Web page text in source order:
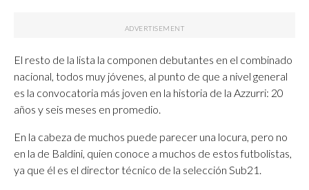
El resto de la lista la componen debutantes en el combinado
nacional, todos muy jóvenes, al punto de que a nivel general
es la convocatoria más joven en la historia de la Azzurri: 20
años y seis meses en promedio.
En la cabeza de muchos puede parecer una locura, pero no
en la de Baldini, quien conoce a muchos de estos futbolistas,
ya que él es el director técnico de la selección Sub21.